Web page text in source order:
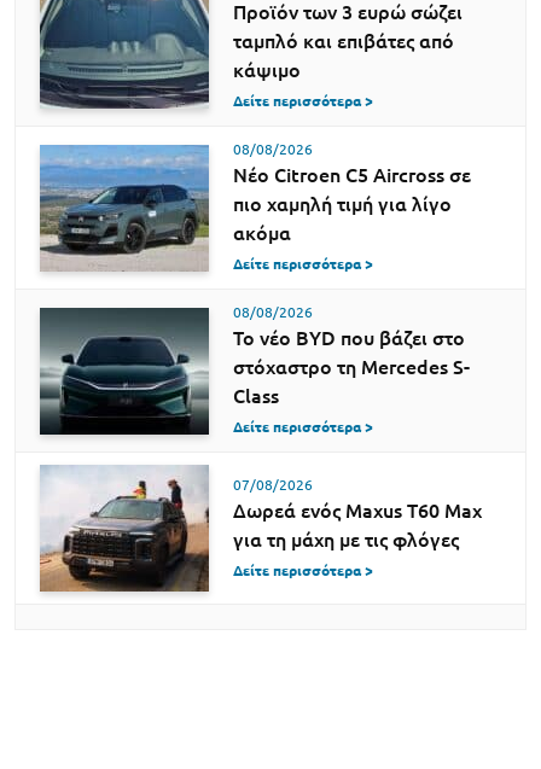
Προϊόν των 3 ευρώ σώζει
ταμπλό και επιβάτες από
κάψιμο
Δείτε περισσότερα >
08/08/2026
Νέο Citroen C5 Aircross σε
πιο χαμηλή τιμή για λίγο
ακόμα
Δείτε περισσότερα >
08/08/2026
Το νέο BYD που βάζει στο
στόχαστρο τη Mercedes S-
Class
Δείτε περισσότερα >
07/08/2026
Δωρεά ενός Maxus T60 Max
για τη μάχη με τις φλόγες
Δείτε περισσότερα >